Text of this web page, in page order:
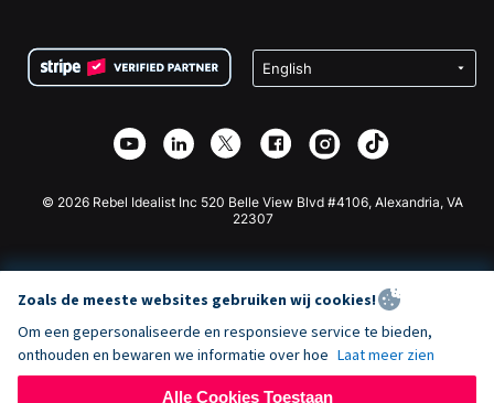
Privacy
Affiliate Partnerschap
Goede Doelen Fondsenwerving
Wix Donatie Plugin
Webflow Donatie App
Joomla Donatie
© 2026 Rebel Idealist Inc 520 Belle View Blvd #4106, Alexandria, VA
22307
Zoals de meeste websites gebruiken wij cookies!
Om een gepersonaliseerde en responsieve service te bieden,
onthouden en bewaren we informatie over hoe Laat meer zien
Alle Cookies Toestaan